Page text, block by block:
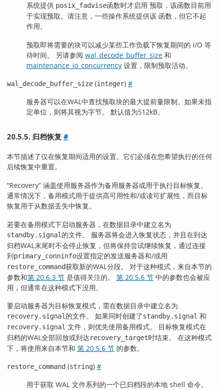
系统提供 posix_fadvise函数时才启用 预取，该函数目前用
于实现预取。请注意，一些操作系统提供该 函数，但它不起
作用。
预取即将需要的块可以减少某些工作负载下恢复期间的 I/O 等
待时间。 另请参阅 wal_decode_buffer_size 和
maintenance_io_concurrency 设置，限制预取活动。
wal_decode_buffer_size (integer) #
服务器可以在WAL中查找预取块的最大提前量限制。如果未指
定单位，则将其视为字节。 默认值为512kB。
20.5.5. 归档恢复 #
本节描述了仅在恢复期间适用的设置。它们必须在您希望执行的任何
后续恢复中重置。
“Recovery” 涵盖使用服务器作为备用服务器或用于执行目标恢复。
通常情况下，备用模式用于提供高可用性和/或读可扩展性，而目标
恢复用于从数据丢失中恢复。
若要在备用模式下启动服务器，在数据目录中建立名为
standby.signal 的文件。 服务器将会进入恢复状态，并且在到达
归档WAL末尾时不会停止恢复，但将保持尝试继续恢复，通过连接
到primary_conninfo设置指定的发送服务器和/或用
restore_command获取新的WAL分段。 对于这种模式，来自本节的
参数和第 20.6.3 节 是值得关注的。 第 20.5.6 节 中的参数也会被应
用，但通常在这种模式下没用。
要启动服务器为目标恢复模式，需在数据目录中建立名为
recovery.signal的文件。 如果同时创建了standby.signal 和
recovery.signal 文件，则优先使用备用模式。 目标恢复模式在
归档的WAL全部回放或到达recovery_target时结束。 在这种模式
下，将使用来自本节和 第 20.5.6 节 的参数。
restore_command (string) #
用于获取 WAL 文件系列的一个已归档段的本地 shell 命令。